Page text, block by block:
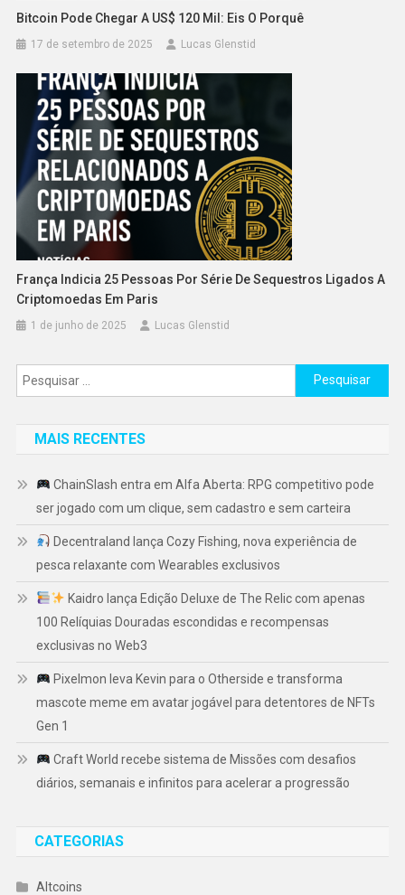
Bitcoin Pode Chegar A US$ 120 Mil: Eis O Porquê
17 de setembro de 2025 Lucas Glenstid
França Indicia 25 Pessoas Por Série De Sequestros Ligados A
Criptomoedas Em Paris
1 de junho de 2025 Lucas Glenstid
Pesquisar
por:
MAIS RECENTES
ChainSlash entra em Alfa Aberta: RPG competitivo pode
ser jogado com um clique, sem cadastro e sem carteira
Decentraland lança Cozy Fishing, nova experiência de
pesca relaxante com Wearables exclusivos
Kaidro lança Edição Deluxe de The Relic com apenas
100 Relíquias Douradas escondidas e recompensas
exclusivas no Web3
Pixelmon leva Kevin para o Otherside e transforma
mascote meme em avatar jogável para detentores de NFTs
Gen 1
Craft World recebe sistema de Missões com desafios
diários, semanais e infinitos para acelerar a progressão
CATEGORIAS
Altcoins